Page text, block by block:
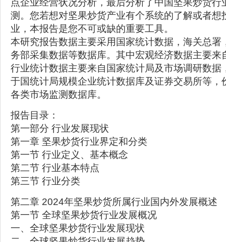
点企业经营状况分析，最后分析了中国坚果炒货行
测。您若想对坚果炒货产业有个系统的了解或者想
业，本报告是您不可或缺的重要工具。
本研究报告数据主要采用国家统计数据，海关总署
务部采集数据等数据库。其中宏观经济数据主要来
行业统计数据主要来自国家统计局及市场调研数据
于国统计局规模企业统计数据库及证券交易所等，
各类市场监测数据库。
报告目录：
第一部分 行业发展现状
第一章 坚果炒货行业界定和分类
第一节 行业定义、基本概念
第二节 行业基本特点
第三节 行业分类
第二章 2024年坚果炒货所属行业国内外发展概述
第一节 全球坚果炒货行业发展概况
一、全球坚果炒货行业发展现状